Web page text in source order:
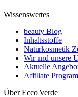
Wissenswertes
beauty Blog
Inhaltsstoffe
Naturkosmetik
Wir und unsere
Aktuelle
Affiliate
Über Ecco Verde